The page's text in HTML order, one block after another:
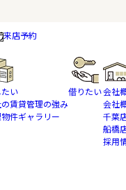
来店予約
い
賃貸管理の強み
件ギャラリー
借りたい会社
会社
千葉
船橋
採用